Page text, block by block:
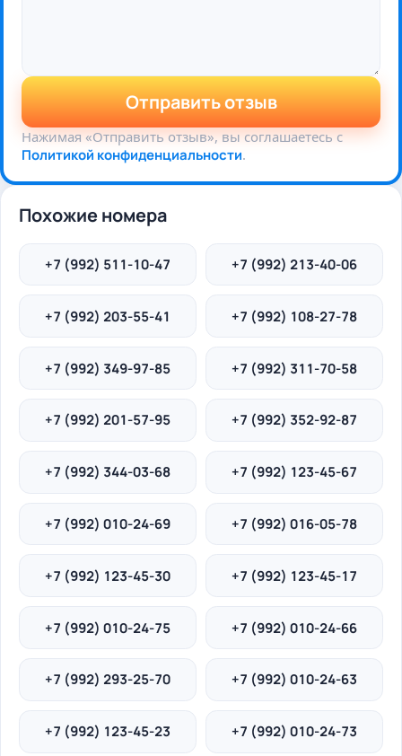
Отправить отзыв
Нажимая «Отправить отзыв», вы соглашаетесь с
Политикой конфиденциальности.
Похожие номера
+7 (992) 511-10-47 +7 (992) 213-40-06
+7 (992) 203-55-41 +7 (992) 108-27-78
+7 (992) 349-97-85 +7 (992) 311-70-58
+7 (992) 201-57-95 +7 (992) 352-92-87
+7 (992) 344-03-68 +7 (992) 123-45-67
+7 (992) 010-24-69 +7 (992) 016-05-78
+7 (992) 123-45-30 +7 (992) 123-45-17
+7 (992) 010-24-75 +7 (992) 010-24-66
+7 (992) 293-25-70 +7 (992) 010-24-63
+7 (992) 123-45-23 +7 (992) 010-24-73